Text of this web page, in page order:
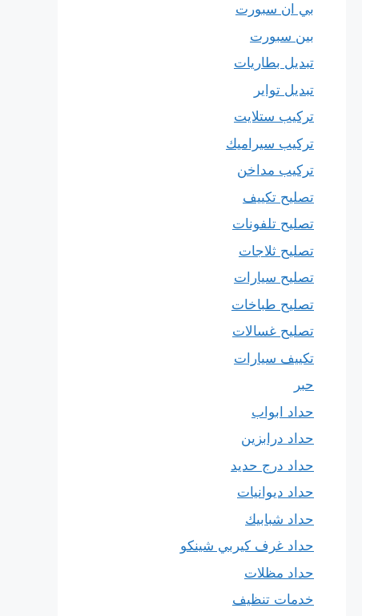
بي ان سبورت
بين سبورت
تبديل بطاريات
تبديل تواير
تركيب ستلايت
تركيب سيراميك
تركيب مداخن
تصليح تكييف
تصليح تلفونات
تصليح ثلاجات
تصليح سيارات
تصليح طباخات
تصليح غسالات
تكييف سيارات
حبر
حداد ابواب
حداد درابزين
حداد درج حديد
حداد ديوانيات
حداد شبابيك
حداد غرف كيربي شينكو
حداد مظلات
خدمات تنظيف